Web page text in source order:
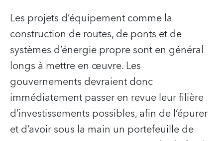
Les projets d’équipement comme la
construction de routes, de ponts et de
systèmes d’énergie propre sont en général
longs à mettre en œuvre. Les
gouvernements devraient donc
immédiatement passer en revue leur filière
d’investissements possibles, afin de l’épurer
et d’avoir sous la main un portefeuille de